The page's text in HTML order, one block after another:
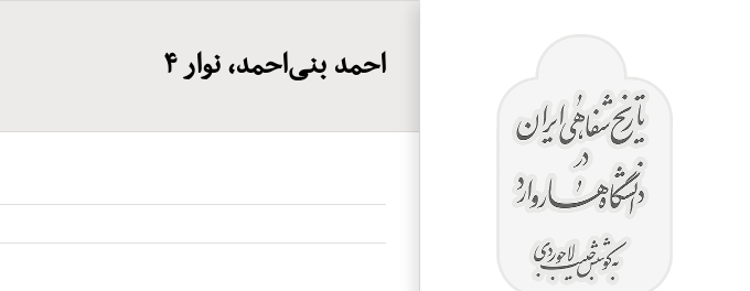
احمد بنی‌احمد، نوار ۴